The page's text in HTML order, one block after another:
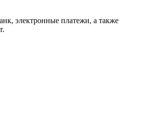
электронные платежи, а также